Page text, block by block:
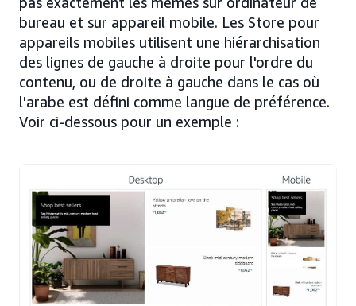
bureau et sur appareil mobile. Les Store pour
appareils mobiles utilisent une hiérarchisation
des lignes de gauche à droite pour l'ordre du
contenu, ou de droite à gauche dans le cas où
l'arabe est défini comme langue de préférence.
Voir ci-dessous pour un exemple :